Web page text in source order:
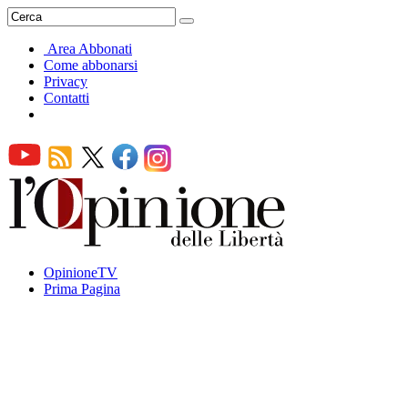
Area Abbonati
Come abbonarsi
Privacy
Contatti
OpinioneTV
Prima Pagina